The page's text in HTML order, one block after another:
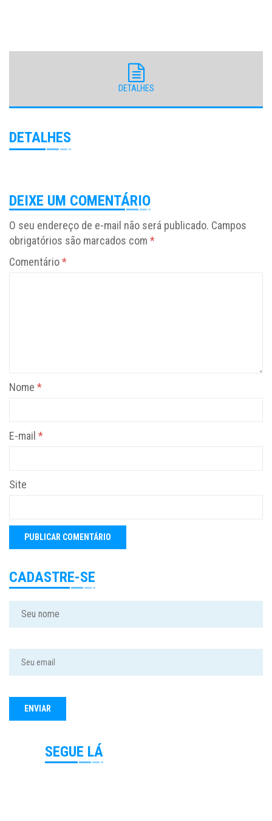
DETALHES
DETALHES
DEIXE UM COMENTÁRIO
O seu endereço de e-mail não será publicado. Campos
obrigatórios são marcados com *
Comentário*
Nome *
E-mail *
Site
CADASTRE-SE
SEGUE LÁ